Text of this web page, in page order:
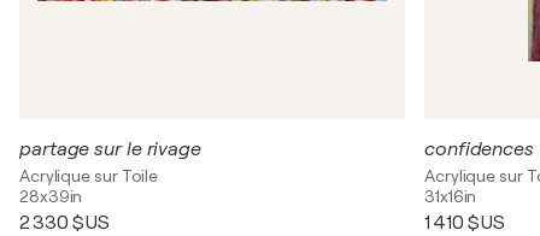
partage sur le rivage
Acrylique sur Toile
28x39in
2 330 $US
confidences
Acrylique sur
31x16in
1 410 $US